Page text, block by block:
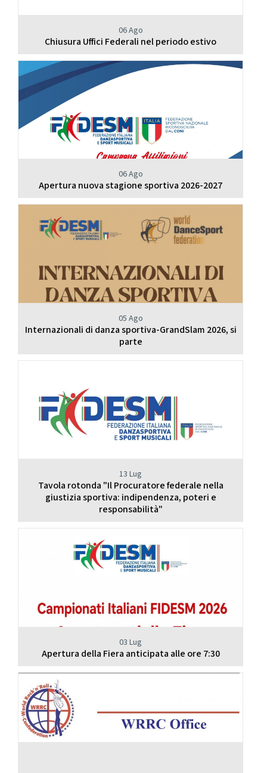
06 Ago
Chiusura Uffici Federali nel periodo estivo
06 Ago
Apertura nuova stagione sportiva 2026-2027
05 Ago
Internazionali di danza sportiva-GrandSlam 2026, si
parte
13 Lug
Tavola rotonda "Il Procuratore federale nella
giustizia sportiva: indipendenza, poteri e
responsabilità"
03 Lug
Apertura della Fiera anticipata alle ore 7:30